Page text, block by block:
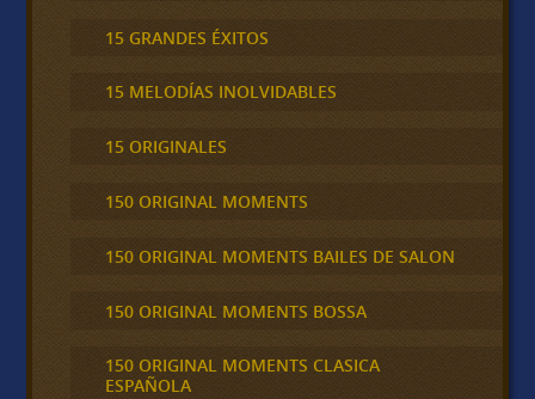
15 GRANDES ÉXITOS
15 MELODÍAS INOLVIDABLES
15 ORIGINALES
150 ORIGINAL MOMENTS
150 ORIGINAL MOMENTS BAILES DE SALON
150 ORIGINAL MOMENTS BOSSA
150 ORIGINAL MOMENTS CLASICA
ESPAÑOLA